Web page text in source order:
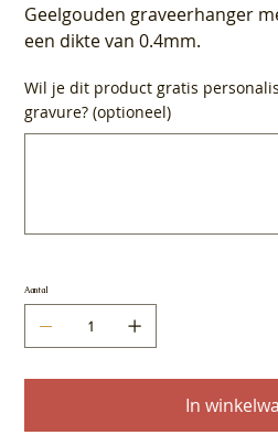
Geelgouden graveerhanger
een dikte van 0.4mm.
Wil je dit product gratis
gravure? (optioneel)
Aantal
In